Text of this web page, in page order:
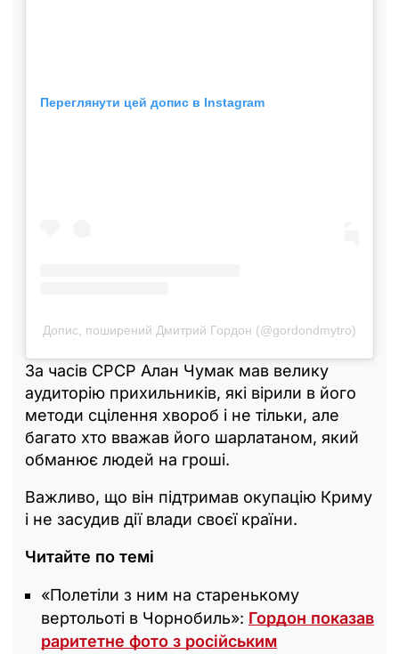
Переглянути цей допис в Instagram
Допис, поширений Дмитрий Гордон (@gordondmytro)
За часів СРСР Алан Чумак мав велику
аудиторію прихильників, які вірили в його
методи сцілення хвороб і не тільки, але
багато хто вважав його шарлатаном, який
обманює людей на гроші.
Важливо, що він підтримав окупацію Криму
і не засудив дії влади своєї країни.
Читайте по темі
«Полетіли з ним на старенькому
вертольоті в Чорнобиль»: Гордон показав
раритетне фото з російським